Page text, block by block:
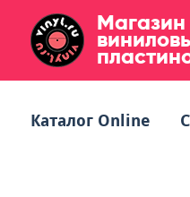
Магазин
Каталог Online